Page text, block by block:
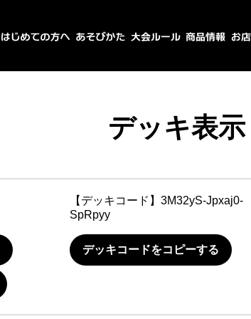
デッキ表示
【デッキコード】 3M32yS-Jpxaj0-
SpRpyy
デッキコードをコピーする